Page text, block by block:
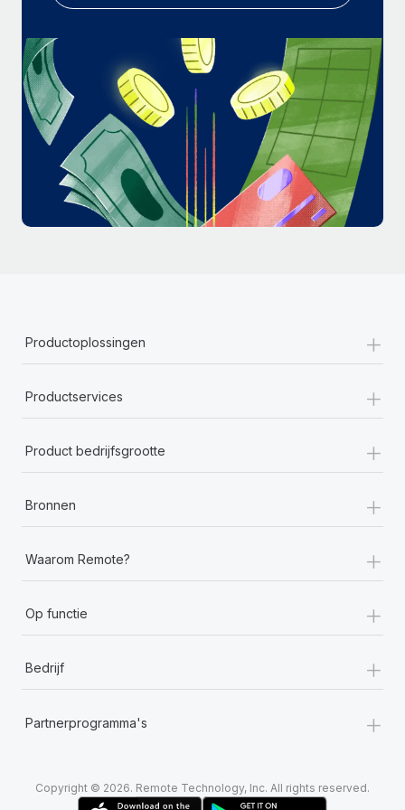
Productoplossingen +
Productservices +
Product bedrijfsgrootte +
Bronnen +
Waarom Remote? +
Op functie +
Bedrijf +
Partnerprogramma's +
Copyright © 2026. Remote Technology, Inc. All rights reserved.